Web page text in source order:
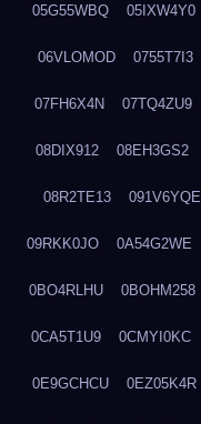
05G55WBQ 05IXW4Y0
06VLOMOD 0755T7I3
07FH6X4N 07TQ4ZU9
08DIX912 08EH3GS2
08R2TE13 091V6YQE
09RKK0JO 0A54G2WE
0BO4RLHU 0BOHM258
0CA5T1U9 0CMYI0KC
0E9GCHCU 0EZ05K4R